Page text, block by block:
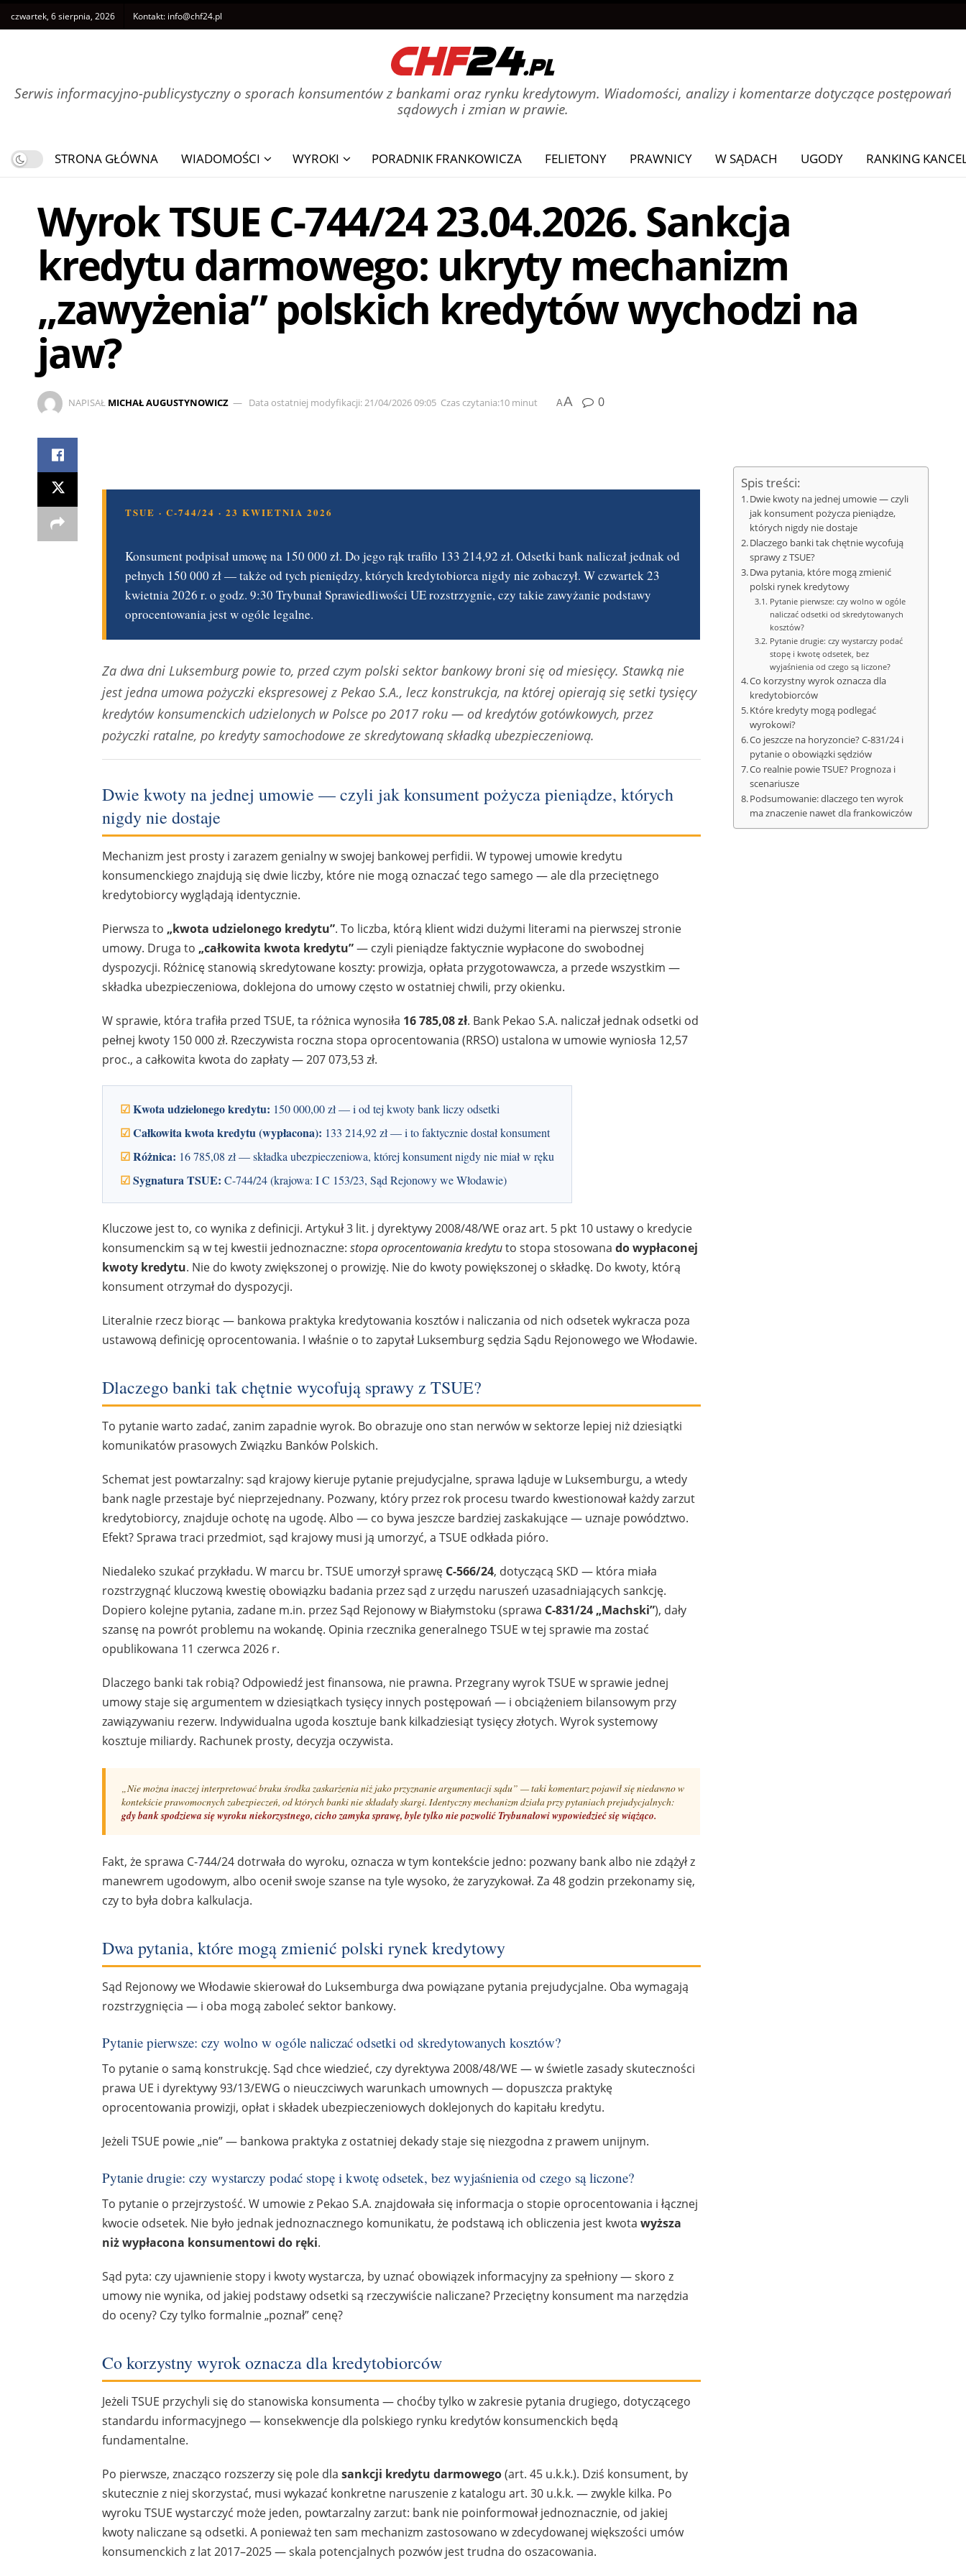
czwartek, 6 sierpnia, 2026 Kontakt: info@chf24.pl
Serwis informacyjno-publicystyczny o sporach konsumentów z bankami oraz rynku kredytowym. Wiadomości, analizy i komentarze dotyczące postępowań
sądowych i zmian w prawie.
STRONA GŁÓWNA WIADOMOŚCI WYROKI PORADNIK FRANKOWICZA FELIETONY PRAWNICY W SĄDACH UGODY RANKING
Wyrok TSUE C-744/24 23.04.2026. Sankcja
kredytu darmowego: ukryty mechanizm
„zawyżenia” polskich kredytów wychodzi na
jaw?
NAPISAŁ MICHAŁ AUGUSTYNOWICZ Data ostatniej modyfikacji: 21/04/2026 09:05 Czas czytania:10 minut AA 0
TSUE · C-744/24 · 23 KWIETNIA 2026
Konsument podpisał umowę na 150 000 zł. Do jego rąk trafiło 133 214,92 zł. Odsetki bank naliczał jednak od
pełnych 150 000 zł — także od tych pieniędzy, których kredytobiorca nigdy nie zobaczył. W czwartek 23
kwietnia 2026 r. o godz. 9:30 Trybunał Sprawiedliwości UE rozstrzygnie, czy takie zawyżanie podstawy
oprocentowania jest w ogóle legalne.
Za dwa dni Luksemburg powie to, przed czym polski sektor bankowy broni się od miesięcy. Stawką nie
jest jedna umowa pożyczki ekspresowej z Pekao S.A., lecz konstrukcja, na której opierają się setki tysięcy
kredytów konsumenckich udzielonych w Polsce po 2017 roku — od kredytów gotówkowych, przez
pożyczki ratalne, po kredyty samochodowe ze skredytowaną składką ubezpieczeniową.
Dwie kwoty na jednej umowie — czyli jak konsument pożycza pieniądze, których
nigdy nie dostaje
Mechanizm jest prosty i zarazem genialny w swojej bankowej perfidii. W typowej umowie kredytu
konsumenckiego znajdują się dwie liczby, które nie mogą oznaczać tego samego — ale dla przeciętnego
kredytobiorcy wyglądają identycznie.
Pierwsza to „kwota udzielonego kredytu”. To liczba, którą klient widzi dużymi literami na pierwszej stronie
umowy. Druga to „całkowita kwota kredytu”— czyli pieniądze faktycznie wypłacone do swobodnej
dyspozycji. Różnicę stanowią skredytowane koszty: prowizja, opłata przygotowawcza, a przede wszystkim —
składka ubezpieczeniowa, doklejona do umowy często w ostatniej chwili, przy okienku.
W sprawie, która trafiła przed TSUE, ta różnica wynosiła 16 785,08 zł. Bank Pekao S.A. naliczał jednak odsetki od
pełnej kwoty 150 000 zł. Rzeczywista roczna stopa oprocentowania (RRSO) ustalona w umowie wyniosła 12,57
proc., a całkowita kwota do zapłaty — 207 073,53 zł.
☑Kwota udzielonego kredytu: 150 000,00 zł — i od tej kwoty bank liczy odsetki
☑Całkowita kwota kredytu (wypłacona): 133 214,92 zł — i to faktycznie dostał konsument
☑Różnica: 16 785,08 zł — składka ubezpieczeniowa, której konsument nigdy nie miał w ręku
☑Sygnatura TSUE: C-744/24 (krajowa: I C 153/23, Sąd Rejonowy we Włodawie)
Kluczowe jest to, co wynika z definicji. Artykuł 3 lit. j dyrektywy 2008/48/WE oraz art. 5 pkt 10 ustawy o kredycie
konsumenckim są w tej kwestii jednoznaczne: stopa oprocentowania kredytuto stopa stosowana do wypłaconej
kwoty kredytu. Nie do kwoty zwiększonej o prowizję. Nie do kwoty powiększonej o składkę. Do kwoty, którą
konsument otrzymał do dyspozycji.
Literalnie rzecz biorąc — bankowa praktyka kredytowania kosztów i naliczania od nich odsetek wykracza poza
ustawową definicję oprocentowania. I właśnie o to zapytał Luksemburg sędzia Sądu Rejonowego we Włodawie.
Dlaczego banki tak chętnie wycofują sprawy z TSUE?
To pytanie warto zadać, zanim zapadnie wyrok. Bo obrazuje ono stan nerwów w sektorze lepiej niż dziesiątki
komunikatów prasowych Związku Banków Polskich.
Schemat jest powtarzalny: sąd krajowy kieruje pytanie prejudycjalne, sprawa ląduje w Luksemburgu, a wtedy
bank nagle przestaje być nieprzejednany. Pozwany, który przez rok procesu twardo kwestionował każdy zarzut
kredytobiorcy, znajduje ochotę na ugodę. Albo — co bywa jeszcze bardziej zaskakujące — uznaje powództwo.
Efekt? Sprawa traci przedmiot, sąd krajowy musi ją umorzyć, a TSUE odkłada pióro.
Niedaleko szukać przykładu. W marcu br. TSUE umorzył sprawę C-566/24, dotyczącą SKD — która miała
rozstrzygnąć kluczową kwestię obowiązku badania przez sąd z urzędu naruszeń uzasadniających sankcję.
Dopiero kolejne pytania, zadane m.in. przez Sąd Rejonowy w Białymstoku (sprawa C-831/24 „Machski”), dały
szansę na powrót problemu na wokandę. Opinia rzecznika generalnego TSUE w tej sprawie ma zostać
opublikowana 11 czerwca 2026 r.
Dlaczego banki tak robią? Odpowiedź jest finansowa, nie prawna. Przegrany wyrok TSUE w sprawie jednej
umowy staje się argumentem w dziesiątkach tysięcy innych postępowań — i obciążeniem bilansowym przy
zawiązywaniu rezerw. Indywidualna ugoda kosztuje bank kilkadziesiąt tysięcy złotych. Wyrok systemowy
kosztuje miliardy. Rachunek prosty, decyzja oczywista.
„Nie można inaczej interpretować braku środka zaskarżenia niż jako przyznanie argumentacji sądu” — taki komentarz pojawił się niedawno w
kontekście prawomocnych zabezpieczeń, od których banki nie składały skargi. Identyczny mechanizm działa przy pytaniach prejudycjalnych:
gdy bank spodziewa się wyroku niekorzystnego, cicho zamyka sprawę, byle tylko nie pozwolić Trybunałowi wypowiedzieć się wiążąco.
Fakt, że sprawa C-744/24 dotrwała do wyroku, oznacza w tym kontekście jedno: pozwany bank albo nie zdążył z
manewrem ugodowym, albo ocenił swoje szanse na tyle wysoko, że zaryzykował. Za 48 godzin przekonamy się,
czy to była dobra kalkulacja.
Dwa pytania, które mogą zmienić polski rynek kredytowy
Sąd Rejonowy we Włodawie skierował do Luksemburga dwa powiązane pytania prejudycjalne. Oba wymagają
rozstrzygnięcia — i oba mogą zaboleć sektor bankowy.
Pytanie pierwsze: czy wolno w ogóle naliczać odsetki od skredytowanych kosztów?
To pytanie o samą konstrukcję. Sąd chce wiedzieć, czy dyrektywa 2008/48/WE — w świetle zasady skuteczności
prawa UE i dyrektywy 93/13/EWG o nieuczciwych warunkach umownych — dopuszcza praktykę
oprocentowania prowizji, opłat i składek ubezpieczeniowych doklejonych do kapitału kredytu.
Jeżeli TSUE powie „nie” — bankowa praktyka z ostatniej dekady staje się niezgodna z prawem unijnym.
Pytanie drugie: czy wystarczy podać stopę i kwotę odsetek, bez wyjaśnienia od czego są liczone?
To pytanie o przejrzystość. W umowie z Pekao S.A. znajdowała się informacja o stopie oprocentowania i łącznej
kwocie odsetek. Nie było jednak jednoznacznego komunikatu, że podstawą ich obliczenia jest kwota wyższa
niż wypłacona konsumentowi do ręki.
Sąd pyta: czy ujawnienie stopy i kwoty wystarcza, by uznać obowiązek informacyjny za spełniony — skoro z
umowy nie wynika, od jakiej podstawy odsetki są rzeczywiście naliczane? Przeciętny konsument ma narzędzia
do oceny? Czy tylko formalnie „poznał” cenę?
Co korzystny wyrok oznacza dla kredytobiorców
Jeżeli TSUE przychyli się do stanowiska konsumenta — choćby tylko w zakresie pytania drugiego, dotyczącego
standardu informacyjnego — konsekwencje dla polskiego rynku kredytów konsumenckich będą
fundamentalne.
Po pierwsze, znacząco rozszerzy się pole dla sankcji kredytu darmowego(art. 45 u.k.k.). Dziś konsument, by
skutecznie z niej skorzystać, musi wykazać konkretne naruszenie z katalogu art. 30 u.k.k. — zwykle kilka. Po
wyroku TSUE wystarczyć może jeden, powtarzalny zarzut: bank nie poinformował jednoznacznie, od jakiej
kwoty naliczane są odsetki. A ponieważ ten sam mechanizm zastosowano w zdecydowanej większości umów
konsumenckich z lat 2017–2025 — skala potencjalnych pozwów jest trudna do oszacowania.
Spis treści:
Dwie kwoty na jednej umowie — czyli
jak konsument pożycza pieniądze,
których nigdy nie dostaje
Dlaczego banki tak chętnie wycofują
sprawy z TSUE?
Dwa pytania, które mogą zmienić
polski rynek kredytowy
Pytanie pierwsze: czy wolno w ogóle
naliczać odsetki od skredytowanych
kosztów?
Pytanie drugie: czy wystarczy podać
stopę i kwotę odsetek, bez
wyjaśnienia od czego są liczone?
Co korzystny wyrok oznacza dla
kredytobiorców
Które kredyty mogą podlegać
wyrokowi?
Co jeszcze na horyzoncie? C-831/24 i
pytanie o obowiązki sędziów
Co realnie powie TSUE? Prognoza i
scenariusze
Podsumowanie: dlaczego ten wyrok
ma znaczenie nawet dla frankowiczów